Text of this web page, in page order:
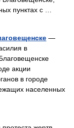
пунктах с …
—
в
акции
в городе
населенных